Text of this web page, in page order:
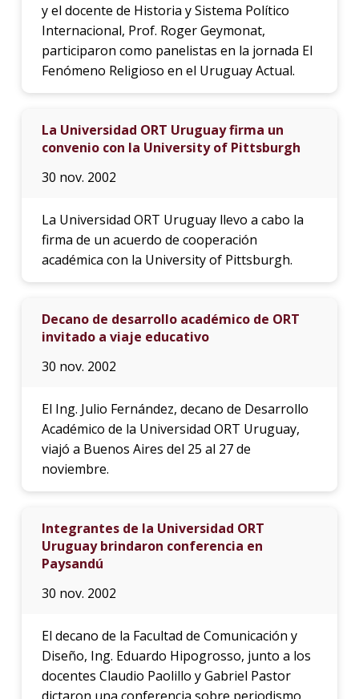
y el docente de Historia y Sistema Político
Internacional, Prof. Roger Geymonat,
participaron como panelistas en la jornada El
Fenómeno Religioso en el Uruguay Actual.
La Universidad ORT Uruguay firma un
convenio con la University of Pittsburgh
30 nov. 2002
La Universidad ORT Uruguay llevo a cabo la
firma de un acuerdo de cooperación
académica con la University of Pittsburgh.
Decano de desarrollo académico de ORT
invitado a viaje educativo
30 nov. 2002
El Ing. Julio Fernández, decano de Desarrollo
Académico de la Universidad ORT Uruguay,
viajó a Buenos Aires del 25 al 27 de
noviembre.
Integrantes de la Universidad ORT
Uruguay brindaron conferencia en
Paysandú
30 nov. 2002
El decano de la Facultad de Comunicación y
Diseño, Ing. Eduardo Hipogrosso, junto a los
docentes Claudio Paolillo y Gabriel Pastor